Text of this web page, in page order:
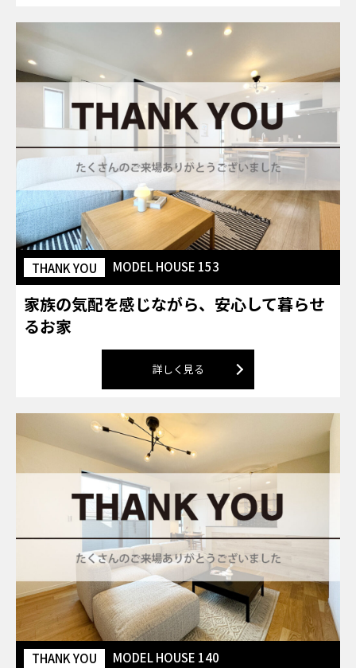
THANK YOU MODEL HOUSE 153
家族の気配を感じながら、安心して暮らせ
るお家
詳しく見る
THANK YOU MODEL HOUSE 140